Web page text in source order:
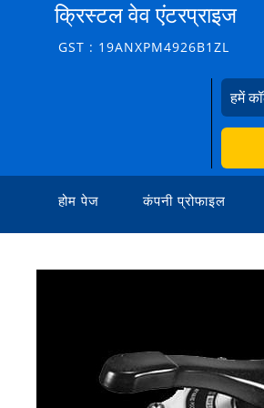
क्रिस्टल वेव एंटरप्राइज
GST : 19ANXPM4926B1ZL
हमें
होम पेज कंपनी प्रोफाइल